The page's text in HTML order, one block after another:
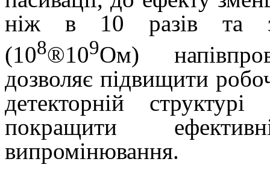
ніж в 10 разів та
(108®109Ом)
дозволяє підвищити
детекторній структурі
покращити
випромінювання.